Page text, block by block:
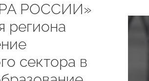
РОССИИ»
региона
сектора в